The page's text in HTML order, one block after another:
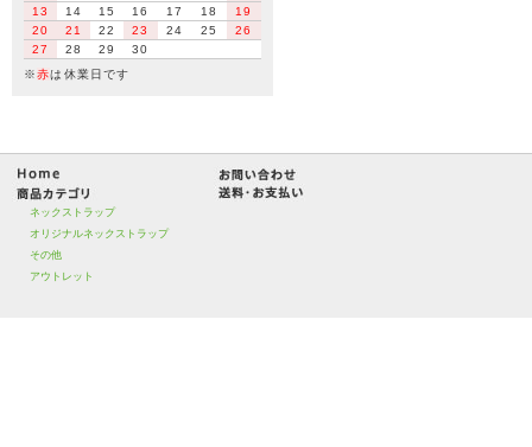
13
14 15 16 17 18
19
20
21 22 23 24 25
26
27
28 29
30
※赤は休業日です
ネックストラップ
オリジナルネックストラップ
その他
アウトレット